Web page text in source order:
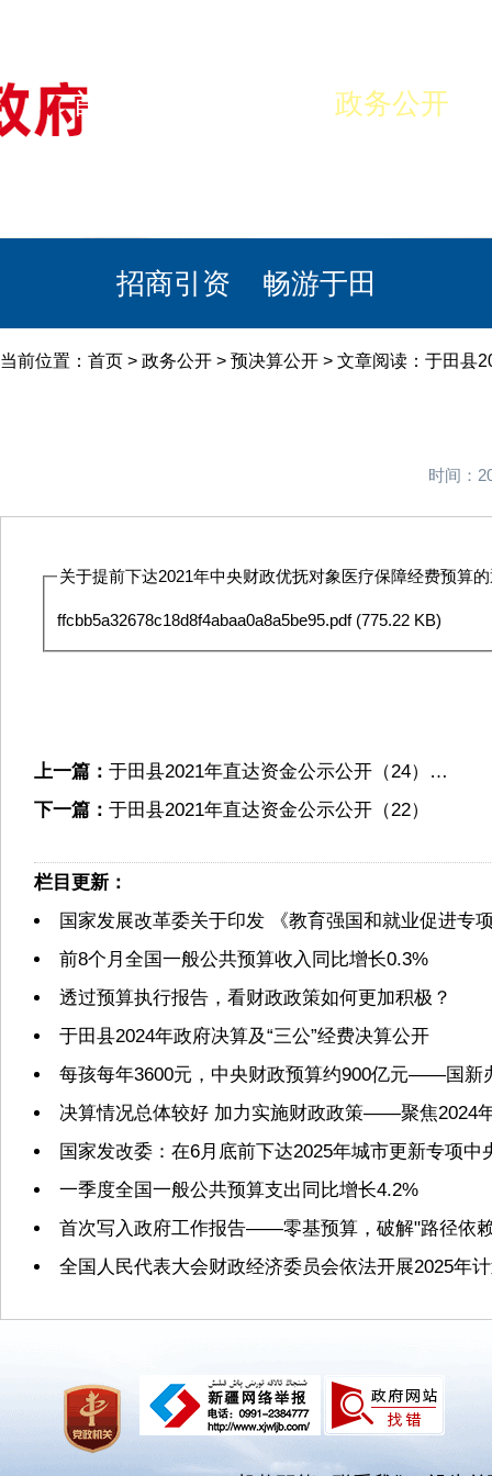
首页 政务公开
招商引资 畅游于田
当前位置： 首页 > 政务公开 > 预决算公开 > 文章阅读：于田县
时间：
关于提前下达2021年中央财政优抚对象医疗保障经费预算
ffcbb5a32678c18d8f4abaa0a8a5be95.pdf(775.22 KB)
上一篇： 于田县2021年直达资金公示公开（24）…
下一篇： 于田县2021年直达资金公示公开（22）
栏目更新：
国家发展改革委关于印发 《教育强国和就业促进专
前8个月全国一般公共预算收入同比增长0.3%
透过预算执行报告，看财政政策如何更加积极？
于田县2024年政府决算及“三公”经费决算公开
每孩每年3600元，中央财政预算约900亿元——国新
决算情况总体较好 加力实施财政政策——聚焦2024
国家发改委：在6月底前下达2025年城市更新专项中
一季度全国一般公共预算支出同比增长4.2%
首次写入政府工作报告——零基预算，破解"路径依
全国人民代表大会财政经济委员会依法开展2025年